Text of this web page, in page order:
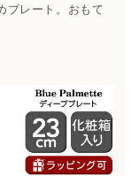
プレート。おもて